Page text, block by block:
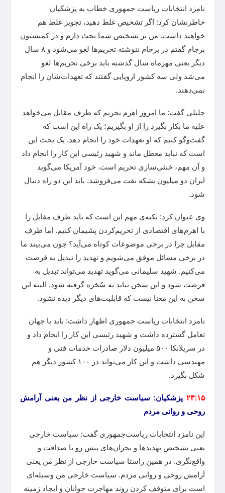
نامزد انتخابات ریاست جمهوری خطاب به پزشکیان
خاطرنشان کرد: اگر تشخیص غلط دهید، تجویز غلط هم
خواهید داشت. من بر تشخیص شما بحث دارم و در کمیسیون
برجام گفتم در برجام ننوشته تحریم‌ها لغو می‌شود و ۸ سال
دیگر یعنی مهرماه سال گذشته باید برخی تحریم‌ها لغو
می‌شد ولی سه کشور اروپایی گفتند که تعهدات‌شان را انجام
نمی‌دهند.
جلیلی گفت: ما امروز اهرم تحریم که طرف مقابل می‌خواهد
علیه ما بکار بگیرد را از او بگیریم؛ یک راه این است که
گفت‌وگو کنیم که او تعهدات خود را انجام دهد. یک بحث این
است که نباید معطل ماند و شهید رئیسی این کار را انجام داد
و آن مهم، خنثی‌سازی تحریم است. خود آمریکا می‌گوید
ایران دو میلیون بشکه نفت می‌فروشد. باید این دو راه دنبال
شود.
وی عنوان کرد: نکته‌ی مهم این است که باید طرف مقابل را
با اهرم‌های اقتصادی از تحریم‌کردن پشیمان کنیم. اما طرف
مقابل چرا در برخی موضوعات کوتاه می‌آید؟ چون می‌بیند ما
در برخی مسائل موفق می‌شویم و تهدید را تبدیل به فرصت
می‌کنیم. شهید سلیمانی می‌گوید تهدید می‌تواند تبدیل به
فرصت شود و این سخن نباید به سُخره گرفته شود. البته این
سخن به این معنا نیست که قابلیت‌های دیگر دیده نشود.
نامزد انتخابات ریاست جمهوری اظهار داشت: باید با جهان
تعامل گسترده داشت و شهید رئیسی این کار را انجام داد و
در سریلانکا ۵۰۰ میلیون دلار صادرات خدمات فنی و
مهندسی داشت و این کار می‌تواند در ۱۰۰ کشور دیگر هم
شکل بگیرد.
۲۳:۱۵ پزشکیان: سیاست خارجی از نظر من یعنی آرامش
روحی و روانی مردم
این نامزد انتخابات ریاست‌جمهوری گفت: سیاست خارجی
یعنی تشخیص تهدیدها و بحران‌های پیش رو با صداقت و
واقع‌نگری. در همین راستا سیاست خارجی از نظر من یعنی
آرامش روحی و روانی مردم. سیاست خارجی من وسیله‌ای
است برای متوقف کردن روند مهاجرت جوانان و ایجاد زمینه